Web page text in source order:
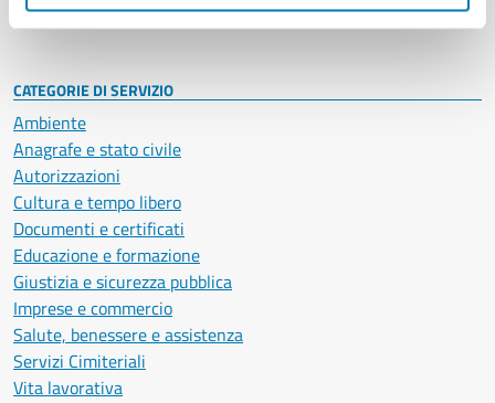
Intranet, posta aziendale e protocollo
CATEGORIE DI SERVIZIO
Ambiente
Anagrafe e stato civile
Autorizzazioni
Cultura e tempo libero
Documenti e certificati
Educazione e formazione
Giustizia e sicurezza pubblica
Imprese e commercio
Salute, benessere e assistenza
Servizi Cimiteriali
Vita lavorativa